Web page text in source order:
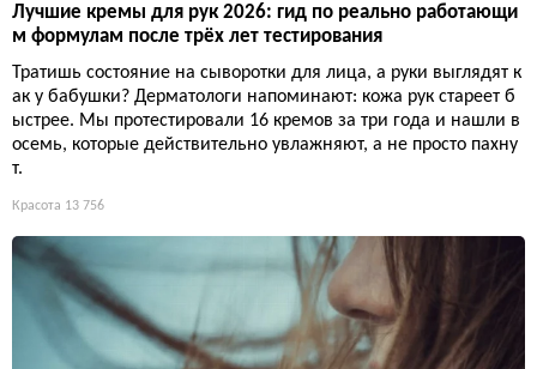
Лучшие кремы для рук 2026: гид по реально работающи
м формулам после трёх лет тестирования
Тратишь состояние на сыворотки для лица, а руки выглядят к
ак у бабушки? Дерматологи напоминают: кожа рук стареет б
ыстрее. Мы протестировали 16 кремов за три года и нашли в
осемь, которые действительно увлажняют, а не просто пахну
т.
Красота 13 756